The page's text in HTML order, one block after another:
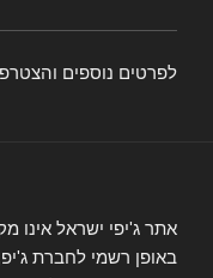
לפרטים נוספים
אתר ג'יפי ישראל אינו
באופן רשמי לחברת